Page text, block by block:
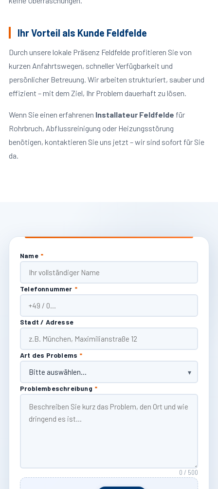
Ihr Vorteil als Kunde Feldfelde
Durch unsere lokale Präsenz Feldfelde profitieren Sie von
kurzen Anfahrtswegen, schneller Verfügbarkeit und
persönlicher Betreuung. Wir arbeiten strukturiert, sauber und
effizient – mit dem Ziel, Ihr Problem dauerhaft zu lösen.
Wenn Sie einen erfahrenen Installateur Feldfelde für
Rohrbruch, Abflussreinigung oder Heizungsstörung
benötigen, kontaktieren Sie uns jetzt – wir sind sofort für Sie
da.
Name *
Telefonnummer *
Stadt / Adresse
Art des Problems *
Problembeschreibung *
0 / 500